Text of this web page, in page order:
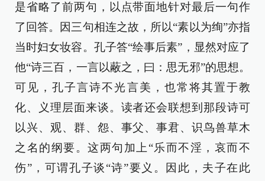
是省略了前两句，以点带面地针对最后一句作
了回答。因三句相连之故，所以“素以为绚”亦指
当时妇女妆容。孔子答“绘事后素”，显然对应了
他“诗三百，一言以蔽之，曰：思无邪”的思想。
可见，孔子言诗不光言美，也常将其置于教
化、义理层面来谈。读者还会联想到那段诗可
以兴、观、群、怨、事父、事君、识鸟兽草木
之名的纲要。这两句加上“乐而不淫，哀而不
伤”，可谓孔子谈“诗”要义。因此，夫子在此